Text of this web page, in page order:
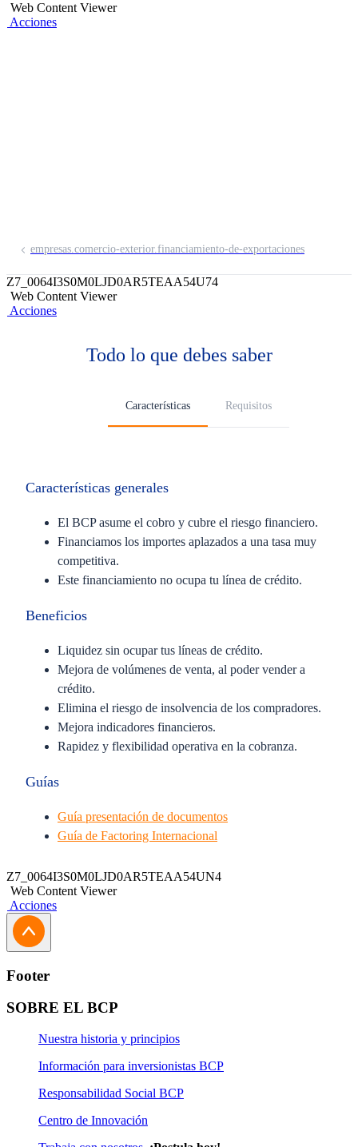
Web Content Viewer
Acciones
empresas.comercio-exterior.financiamiento-de-exportaciones
Z7_0064I3S0M0LJD0AR5TEAA54U74
Web Content Viewer
Acciones
Todo lo que debes saber
Características Requisitos
Características generales
El BCP asume el cobro y cubre el riesgo financiero.
Financiamos los importes aplazados a una tasa muy
competitiva.
Este financiamiento no ocupa tu línea de crédito.
Beneficios
Liquidez sin ocupar tus líneas de crédito.
Mejora de volúmenes de venta, al poder vender a
crédito.
Elimina el riesgo de insolvencia de los compradores.
Mejora indicadores financieros.
Rapidez y flexibilidad operativa en la cobranza.
Guías
Guía presentación de documentos
Guía de Factoring Internacional
comprador del exterior.
Z7_0064I3S0M0LJD0AR5TEAA54UN4
Web Content Viewer
Acciones
Footer
SOBRE EL BCP
Nuestra historia y principios
Información para inversionistas BCP
Responsabilidad Social BCP
Centro de Innovación